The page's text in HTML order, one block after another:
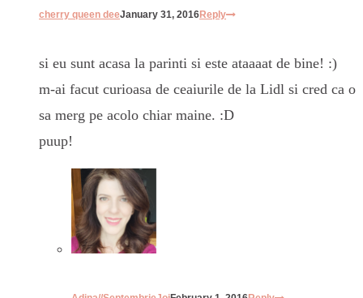
cherry queen deeJanuary 31, 2016Reply
si eu sunt acasa la parinti si este ataaaat de bine! :)
m-ai facut curioasa de ceaiurile de la Lidl si cred ca o
sa merg pe acolo chiar maine. :D
puup!